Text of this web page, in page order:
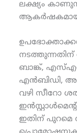
ലക്ഷ്യം
ആകര്‍ഷകമായ
ബാങ്ക്,
എന്‍ബിഡി,
വഴി സീറോ
ഇതിന് പുറമെ